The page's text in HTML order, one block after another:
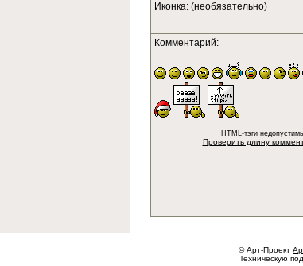
Иконка: (необязательно)
Комментарий:
HTML-тэги
Проверить длину
© Арт-Проект
Техническую